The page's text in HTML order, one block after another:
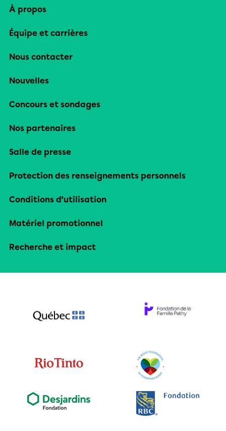
À propos
Équipe et carrières
Nous contacter
Nouvelles
Concours et sondages
Nos partenaires
Salle de presse
Protection des renseignements personnels
Conditions d’utilisation
Matériel promotionnel
Recherche et impact